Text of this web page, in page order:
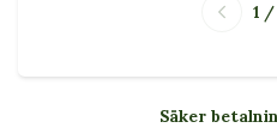
1 /
Säker